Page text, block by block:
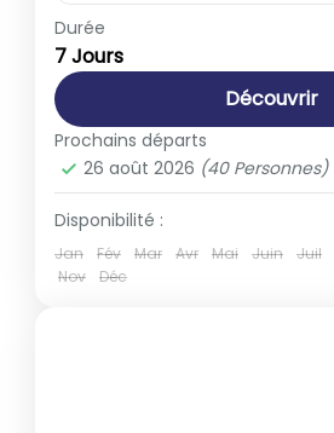
Allemagne
1-40 People
Durée
7 Jours
Découvrir
Prochains départs
26 août 2026 (40 Personnes)
Disponibilité :
Jan Fév Mar Avr Mai Juin Juil
Nov
Déc